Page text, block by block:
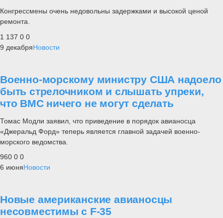
Конгрессмены очень недовольны задержками и высокой ценой
ремонта.
1 137 0 0
9 декабряНовости
Военно-морскому министру США надоело
быть стрелочником и слышать упреки,
что ВМС ничего не могут сделать
Томас Модли заявил, что приведение в порядок авианосца
«Джеральд Форд» теперь является главной задачей военно-
морского ведомства.
960 0 0
6 июняНовости
Новые американские авианосцы
несовместимы с F-35